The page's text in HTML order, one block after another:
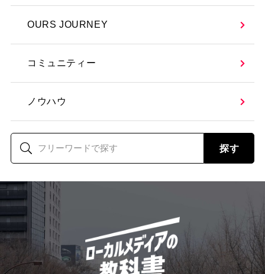
OURS JOURNEY
コミュニティー
ノウハウ
探す